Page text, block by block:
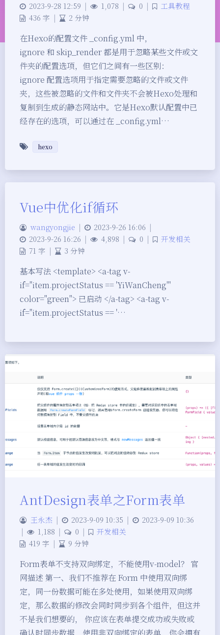
2023-9-28 12:59 | 1,078 | 0 |
工具教程
436 字 | 2 分钟
在Hexo的配置文件 _config.yml 中，
ignore 和 skip_render 都是用于忽略某些文件或文
件夹的配置选项，但它们之间有一些区别：
ignore 配置选项用于指定需要忽略的文件或文件
夹，这些被忽略的文件和文件夹不会被Hexo处理和
复制到生成的静态网站中。它是Hexo默认配置中已
经存在的选项，可以通过在 _config.yml…
hexo
Vue中优化if循环
wangyongjie | 2023-9-26 16:06 |
2023-9-26 16:26 | 4,898 | 0 |
开发相关
71 字 | 3 分钟
基本写法 <template> <a-tag v-
if="item.projectStatus == 'YiWanCheng'"
color="green"> 已启动 </a-tag> <a-tag v-
if="item.projectStatus == '…
AntDesign表单之Form表单
王永杰 | 2023-9-09 10:35 |
2023-9-09 10:36
|
1,188 | 0 |
开发相关
419 字 | 9 分钟
Form表单不支持双向绑定，不能使用v-model？ 官
网描述 第一、我们不推荐在 Form 中使用双向绑
定，同一份数据可能在多处使用，如果使用双向绑
定，那么数据的修改会同时同步到各个组件，但这并
不是我们想要的， 你应该在表单提交成功或失败或